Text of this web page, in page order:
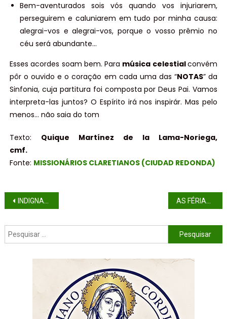
Bem-aventurados sois vós quando vos injuriarem,
perseguirem e caluniarem em tudo por minha causa:
alegrai-vos e alegrai-vos, porque o vosso prêmio no
céu será abundante…
Esses acordes soam bem. Para música celestialconvém
pôr o ouvido e o coração em cada uma das “NOTAS” da
Sinfonia, cuja partitura foi composta por Deus Pai. Vamos
interpreta-las juntos? O Espírito irá nos inspirár. Mas pelo
menos… não saia do tom
Texto: Quique Martínez de la Lama-Noriega,
cmf.
Fonte: MISSIONÁRIOS CLARETIANOS (CIUDAD REDONDA)
INDIGNAÇÃO E TRISTEZA DIANTE DA SITUAÇÃO DO POVO YANOMAMI AS FÉRIAS DA PERSÊ ACABARAM